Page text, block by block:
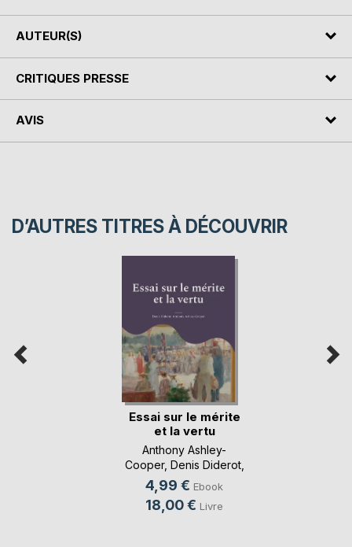
AUTEUR(S)
CRITIQUES PRESSE
AVIS
D’AUTRES TITRES À DÉCOUVRIR
Essai sur le mérite
et la vertu
Anthony Ashley-
Cooper, Denis Diderot,
...
4,99 € Ebook
18,00 € Livre